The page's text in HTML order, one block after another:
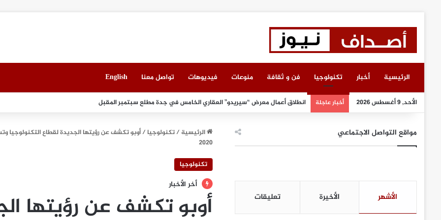
الرئيسية أخبار تكنولوجيا فن و ثقافة منوعات فيديوهات تواصل معنا English
الأحد, 9 أغسطس 2026 أخبار عاجلة انطلاق أعمال معرض “سيريدو” العقاري الخامس في جدة مطلع سبتمبر المقبل
الرئيسية/تكنولوجيا/أوبو تكشف عن رؤيتها الجديدة لقطاع التكنولوجيا
2020
تكنولوجيا
أخر الأخبار
أوبو تكشف عن رؤيتها
مواقع التواصل الاجتماعي
الأشهر الأخيرة تعليقات